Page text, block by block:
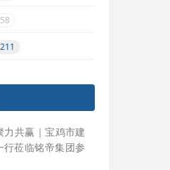
58
211
力共赢｜宝鸡市建
行莅临铭帝集团参